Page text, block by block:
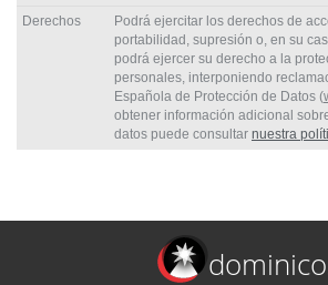
Derechos
Podrá ejercitar los derechos de
portabilidad, supresión o, en su
podrá ejercer su derecho a la
personales, interponiendo
Española de Protección de Datos (
obtener información adicional
datos puede consultar nuestra